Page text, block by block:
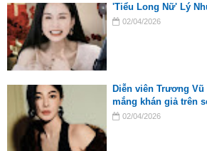
'Tiểu Long Nữ' Lý
02/04/2026
Diễn viên Trương Vũ
mắng khán giả trên
02/04/2026